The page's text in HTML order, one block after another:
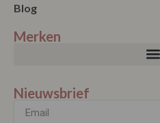
Blog
Merken
Nieuwsbrief